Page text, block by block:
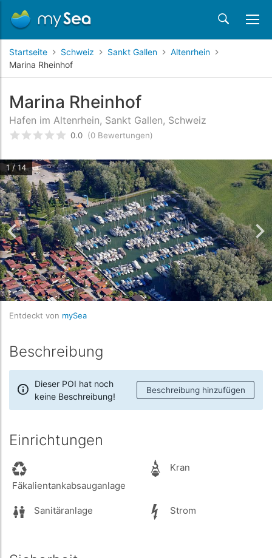
Startseite Schweiz Sankt Gallen
Altenrhein
Marina Rheinhof
Marina Rheinhof
Hafen im Altenrhein, Sankt Gallen, Schweiz
bewertet0 /5 beyogen auf
0.0 (0 Bewertungen)
1 / 14
Entdeckt von mySea
Beschreibung
Dieser POI hat noch
keine Beschreibung!
Beschreibung hinzufügen
Einrichtungen
Fäkalientankabsauganlage
Kran
Sanitäranlage Strom